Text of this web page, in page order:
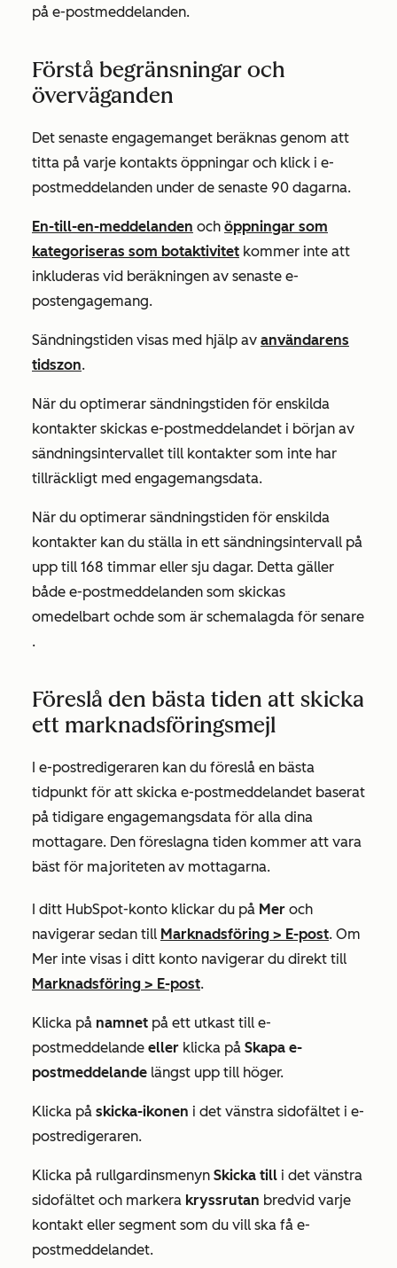
på e-postmeddelanden.
Förstå begränsningar och
överväganden
Det senaste engagemanget beräknas genom att
titta på varje kontakts öppningar och klick i e-
postmeddelanden under de senaste 90 dagarna.
En-till-en-meddelanden och öppningar som
kategoriseras som botaktivitet kommer inte att
inkluderas vid beräkningen av senaste e-
postengagemang.
Sändningstiden visas med hjälp av användarens
tidszon.
När du optimerar sändningstiden för enskilda
kontakter skickas e-postmeddelandet i början av
sändningsintervallet till kontakter som inte har
tillräckligt med engagemangsdata.
När du optimerar sändningstiden för enskilda
kontakter kan du ställa in ett sändningsintervall på
upp till 168 timmar eller sju dagar. Detta gäller
både e-postmeddelanden som skickas
omedelbart ochde som är schemalagda för senare
.
Föreslå den bästa tiden att skicka
ett marknadsföringsmejl
I e-postredigeraren kan du föreslå en bästa
tidpunkt för att skicka e-postmeddelandet baserat
på tidigare engagemangsdata för alla dina
mottagare. Den föreslagna tiden kommer att vara
bäst för majoriteten av mottagarna.
I ditt HubSpot-konto klickar du på Mer och
navigerar sedan till Marknadsföring > E-post. Om
Mer inte visas i ditt konto navigerar du direkt till
Marknadsföring > E-post.
Klicka på namnet på ett utkast till e-
postmeddelande eller klicka på Skapa e-
postmeddelande längst upp till höger.
Klicka på skicka-ikonen i det vänstra sidofältet i e-
postredigeraren.
Klicka på rullgardinsmenyn Skicka till i det vänstra
sidofältet och markera kryssrutan bredvid varje
kontakt eller segment som du vill ska få e-
postmeddelandet.